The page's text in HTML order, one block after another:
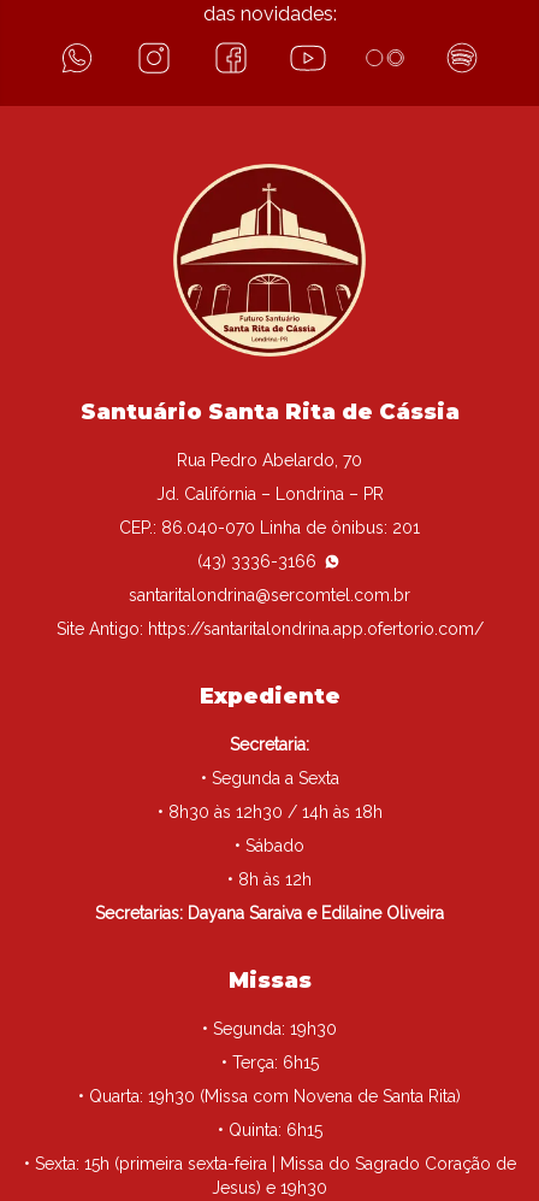
das novidades:
Santuário Santa Rita de Cássia
Rua Pedro Abelardo, 70
Jd. Califórnia – Londrina – PR
CEP.: 86.040-070 Linha de ônibus: 201
(43) 3336-3166
santaritalondrina@sercomtel.com.br
Site Antigo: https://santaritalondrina.app.ofertorio.com/
Expediente
Secretaria:
• Segunda a Sexta
• 8h30 às 12h30 / 14h às 18h
• Sábado
• 8h às 12h
Secretarias: Dayana Saraiva e Edilaine Oliveira
Missas
• Segunda: 19h30
• Terça: 6h15
• Quarta: 19h30 (Missa com Novena de Santa Rita)
• Quinta: 6h15
• Sexta: 15h (primeira sexta-feira | Missa do Sagrado Coração de
Jesus) e 19h30